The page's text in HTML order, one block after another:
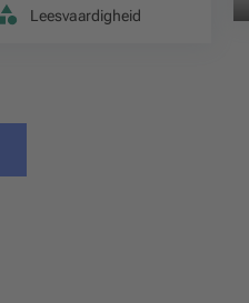
Leesvaardigheid